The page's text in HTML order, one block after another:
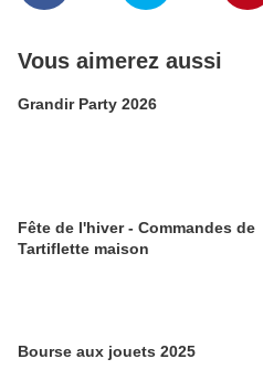
Vous aimerez aussi
Grandir Party 2026
Fête de l'hiver - Commandes de
Tartiflette maison
Bourse aux jouets 2025